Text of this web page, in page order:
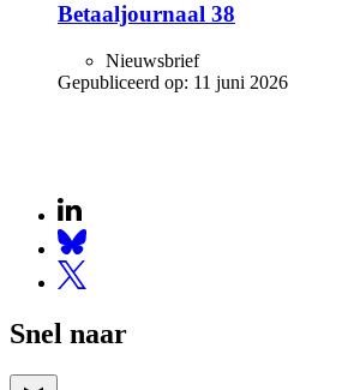
Betaaljournaal 38
Nieuwsbrief
Gepubliceerd op: 11 juni 2026
Snel naar